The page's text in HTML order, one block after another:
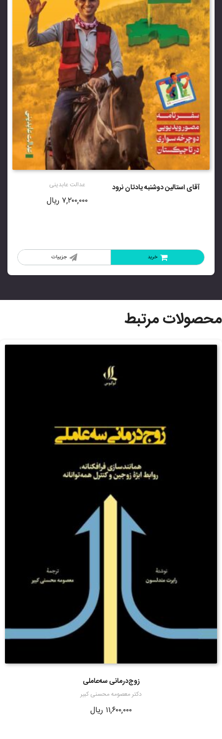
آقای استالین دوشنبه یادتان نرود عدالت عابدینی
۷,۲۰۰,۰۰۰ ریال
جزییات خرید
محصولات مرتبط
زوج‌درمانی سه‌عاملی
دکتر معصومه محسنی کبیر
۱۱,۶۰۰,۰۰۰ ریال